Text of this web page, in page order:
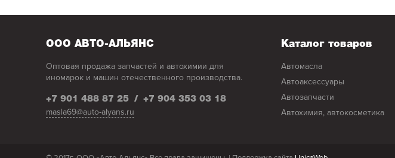
ООО АВТО-АЛЬЯНС
Оптовая продажа запчастей и автохимии для
иномарок и машин отечественного производства.
+7 901 488 87 25 / +7 904 353 03 18
masla69@auto-alyans.ru
Каталог товаров
автомасла
автоаксессуары
автозапчасти
автохимия, автокосметика